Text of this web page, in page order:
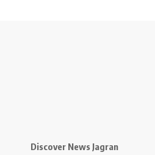
Discover News Jagran